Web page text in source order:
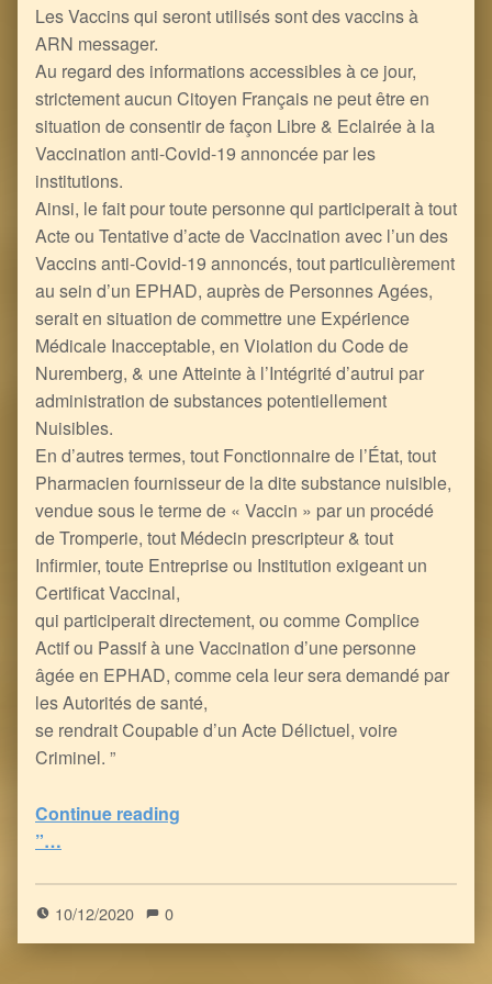
Les Vaccins qui seront utilisés sont des vaccins à
ARN messager.
Au regard des informations accessibles à ce jour,
strictement aucun Citoyen Français ne peut être en
situation de consentir de façon Libre & Eclairée à la
Vaccination anti-Covid-19 annoncée par les
institutions.
Ainsi, le fait pour toute personne qui participerait à tout
Acte ou Tentative d’acte de Vaccination avec l’un des
Vaccins anti-Covid-19 annoncés, tout particulièrement
au sein d’un EPHAD, auprès de Personnes Agées,
serait en situation de commettre une Expérience
Médicale Inacceptable, en Violation du Code de
Nuremberg, & une Atteinte à l’Intégrité d’autrui par
administration de substances potentiellement
Nuisibles.
En d’autres termes, tout Fonctionnaire de l’État, tout
Pharmacien fournisseur de la dite substance nuisible,
vendue sous le terme de « Vaccin » par un procédé
de Tromperie, tout Médecin prescripteur & tout
Infirmier, toute Entreprise ou Institution exigeant un
Certificat Vaccinal,
qui participerait directement, ou comme Complice
Actif ou Passif à une Vaccination d’une personne
âgée en EPHAD, comme cela leur sera demandé par
les Autorités de santé,
se rendrait Coupable d’un Acte Délictuel, voire
Criminel. ”
Continue reading
”…
10/12/2020 0